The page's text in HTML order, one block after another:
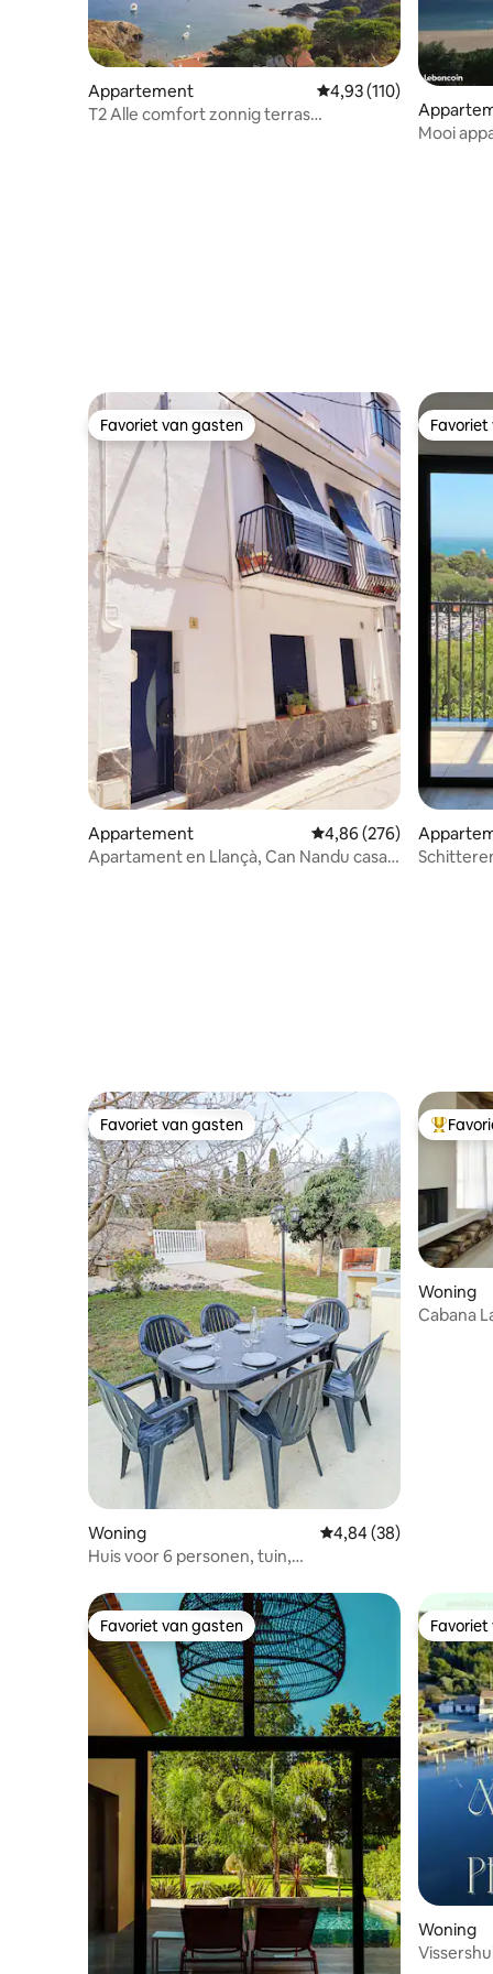
Appartement Gemiddelde
4,93 (110)
T2 Alle comfort zonnig terras
Mooi
Favoriet van gasten
Favoriet van gasten
Appartement Gemiddelde
4,86 (276)
Apartament en Llançà, Can Nandu casa
Favoriet van gasten
Favoriet van gasten
Woning Gemiddelde
4,84 (38)
Huis voor 6 personen, tuin,
Woning
Cabana
Favoriet van gasten
Favoriet van gasten
Woning